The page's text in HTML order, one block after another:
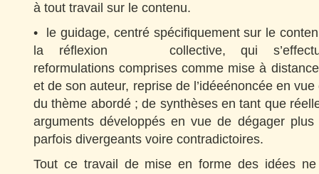
à tout travail sur le contenu.
• le guidage, centré spécifiquement sur le
la réflexion collective, qui
reformulations comprises comme mise à
et de son auteur, reprise de l’idéeénoncée en
du thème abordé ; de synthèses en tant que
arguments développés en vue de dégager
parfois divergeants voire contradictoires.
Tout ce travail de mise en forme des idées